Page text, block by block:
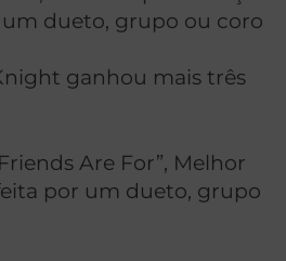
um dueto, grupo ou coro
ganhou mais três
Are For”, Melhor
por um dueto, grupo